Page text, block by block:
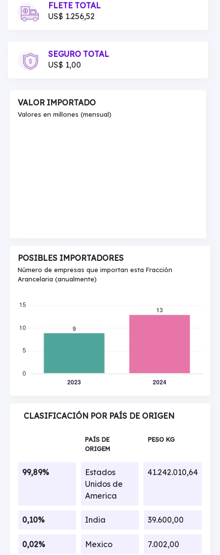
FLETE TOTAL
US$ 1.256,52
SEGURO TOTAL
US$ 1,00
VALOR IMPORTADO
Valores en millones (mensual)
POSIBLES IMPORTADORES
Número de empresas que importan esta Fracción
Arancelaria (anualmente)
CLASIFICACIÓN POR PAÍS DE ORIGEN
PAÍS DE
ORIGEM
PESO KG
99,89%
Estados
Unidos de
America
41.242.010,64
0,10% India 39.600,00
0,02% Mexico 7.002,00